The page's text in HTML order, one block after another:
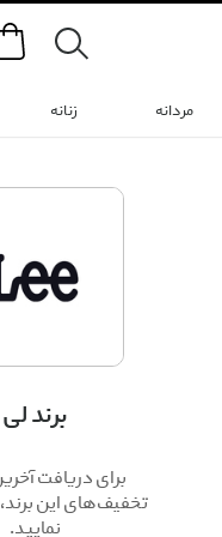
Search
مردانه زنانه
برند لی
برای دریافت
تخفیف‌های این برند،
نمایید.